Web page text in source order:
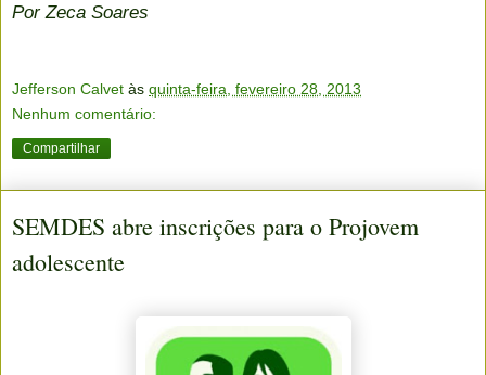
Por Zeca Soares
Jefferson Calvet às quinta-feira, fevereiro 28, 2013
Nenhum comentário:
Compartilhar
SEMDES abre inscrições para o Projovem
adolescente